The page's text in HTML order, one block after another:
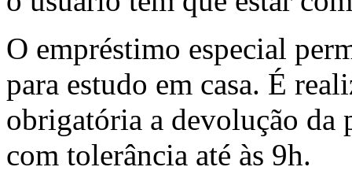
O empréstimo especial
para estudo em casa. É
obrigatória a devolução da
com tolerância até às 9h.